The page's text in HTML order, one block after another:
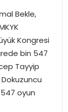
Bekle,
Kongresi
bin 547
Tayyip
oyun